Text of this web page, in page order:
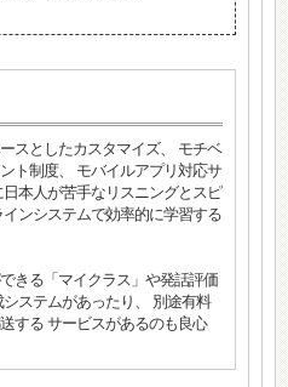
スとしたカスタマイズ、 モチベ
ト制度、 モバイルアプリ対応サ
本人が苦手なリスニングとスピ
ンシステムで効率的に学習する
きる「マイクラス」や発話評価
ステムがあったり、 別途有料
する サービスがあるのも良心